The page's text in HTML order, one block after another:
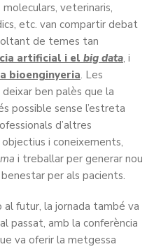
veterinaris,
etc. van compartir debat
de temes tan
artificial i el big data, i
bioenginyeria. Les
ben palès que la
possible sense l’estreta
d’altres
i coneixements,
i treballar per generar nou
per als pacients.
futur, la jornada també va
passat, amb la conferència
va oferir la metgessa